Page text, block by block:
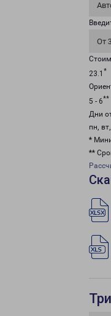
От
23.1 *
5 - 6**
Дни
пн,
*
**